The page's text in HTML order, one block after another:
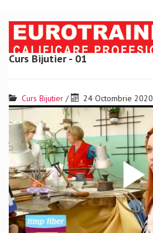
Curs Bijutier - 01
Curs Bijutier/ 24 Octombrie 2020